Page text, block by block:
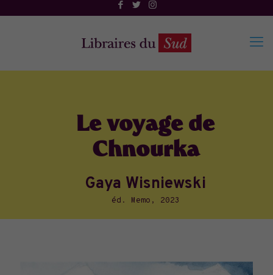
Le voyage de
Chnourka
Gaya Wisniewski
éd. Memo, 2023